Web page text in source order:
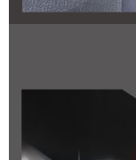
１．透過由恩沛科技股
易，需依本服務之必要
３．未成年的使用者請
「AFTEE先享後付」
時審查核予不同之上限